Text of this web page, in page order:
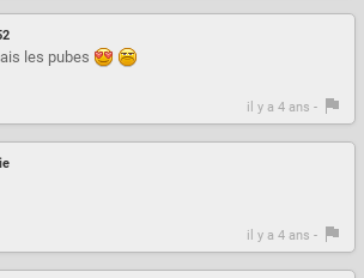
les pubes
il y a 4 ans -
il y a 4 ans -